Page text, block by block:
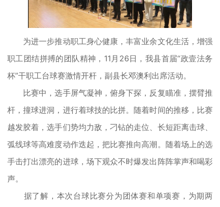
为进一步推动职工身心健康，丰富业余文化生活，增强
职工团结拼搏的团队精神，11月26日，我县首届“政壹法务
杯”干职工台球赛激情开杆，副县长邓澳利出席活动。
比赛中，选手屏气凝神，俯身下探，反复瞄准，摆臂推
杆，撞球进洞，进行着球技的比拼。随着时间的推移，比赛
越发胶着，选手们势均力敌，刁钻的走位、长短距离击球、
弧线球等高难度动作迭起，把比赛推向高潮。随着场上的选
手击打出漂亮的进球，场下观众不时爆发出阵阵掌声和喝彩
声。
据了解，本次台球比赛分为团体赛和单项赛，为期两